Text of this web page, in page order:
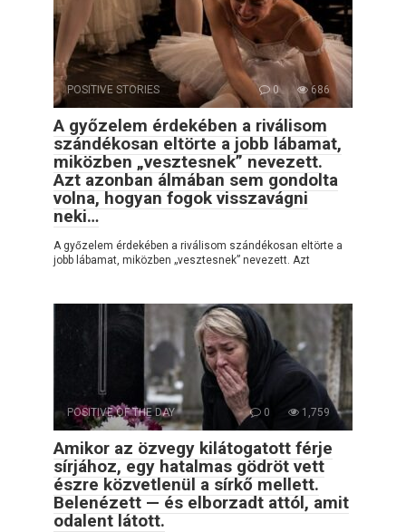
POSITIVE STORIES 0 686
A győzelem érdekében a riválisom
szándékosan eltörte a jobb lábamat,
miközben „vesztesnek” nevezett.
Azt azonban álmában sem gondolta
volna, hogyan fogok visszavágni
neki…
A győzelem érdekében a riválisom szándékosan eltörte a
jobb lábamat, miközben „vesztesnek” nevezett. Azt
POSITIVE OF THE DAY 0 1,759
Amikor az özvegy kilátogatott férje
sírjához, egy hatalmas gödröt vett
észre közvetlenül a sírkő mellett.
Belenézett — és elborzadt attól, amit
odalent látott.